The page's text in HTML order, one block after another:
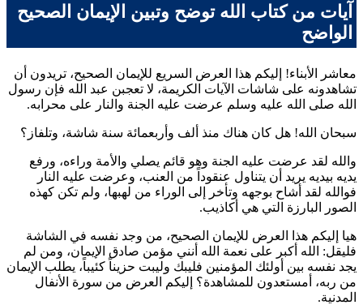
آيات من كتاب الله توضح وتبين الإيمان الصحيح
الواضح
معاشر الأبناء! إليكم هذا العرض السريع للإيمان الصحيح، تريدون أن
تشاهدونه على شاشات الآيات الكريمة، لا تعجبن عبد الله فإن رسول
الله صلى الله عليه وسلم عرضت عليه الجنة والنار على محرابه.
سبحان الله! هل كان هناك منذ ألف وأربعمائة سنة شاشة، وتلفاز؟
والله لقد عرضت عليه الجنة وهو قائم يصلي والأمة وراءه، ورفع
يديه بيديه يريد أن يتناول عنقوداً من العنب، وعرضت عليه النار
فوالله لقد أشاح بوجهه وتأخر إلى الوراء من لهبها، ولم تكن كهذه
الصور البارزة التي هي أكاذيب.
هيا إليكم هذا العرض للإيمان الصحيح، من وجد نفسه في الشاشة
فليقل: الله أكبر على نعمة الله أنني مؤمن صادق الإيمان، ومن لم
يجد نفسه بين أولئك المؤمنين فليبك وليبت حزيناً كئيباً، يطلب الإيمان
من ربه، أمستعدون للمشاهدة؟ إليكم العرض من سورة الأنفال
المدنية.